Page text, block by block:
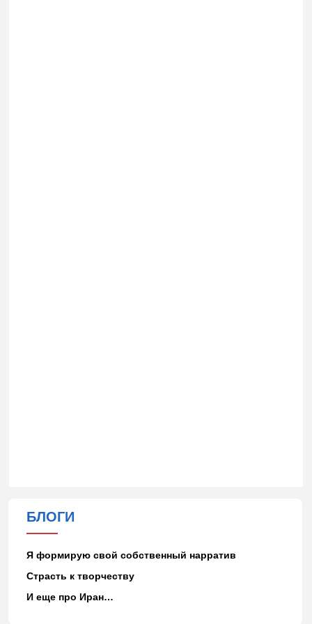
БЛОГИ
Я формирую свой собственный нарратив
Страсть к творчеству
И еще про Иран…